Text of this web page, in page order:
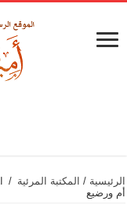
الرئيسية / المكتبة المرئية /
أم ورضيع